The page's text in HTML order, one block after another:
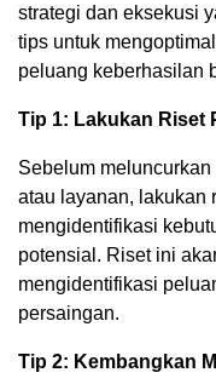
strategi dan eksekusi
tips untuk
peluang keberhasilan
Tip 1: Lakukan Riset
Sebelum
atau layanan, lakukan
mengidentifikasi
potensial. Riset ini
mengidentifikasi
persaingan.
Tip 2: Kembangkan